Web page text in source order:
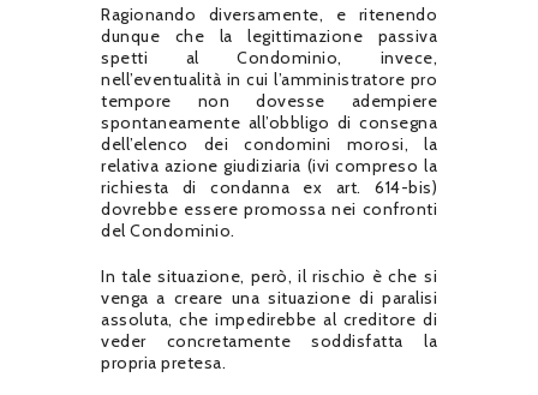
Ragionando diversamente, e ritenendo
dunque che la legittimazione passiva
spetti al Condominio, invece,
nell’eventualità in cui l’amministratore pro
tempore non dovesse adempiere
spontaneamente all’obbligo di consegna
dell’elenco dei condomini morosi, la
relativa azione giudiziaria (ivi compreso la
richiesta di condanna ex art. 614-bis)
dovrebbe essere promossa nei confronti
del Condominio.
In tale situazione, però, il rischio è che si
venga a creare una situazione di paralisi
assoluta, che impedirebbe al creditore di
veder concretamente soddisfatta la
propria pretesa.